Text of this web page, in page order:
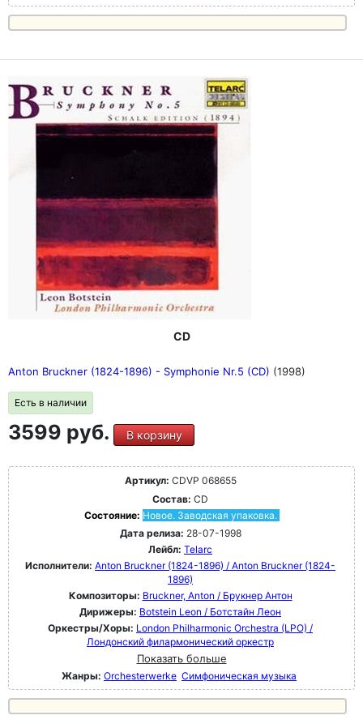
CD
Anton Bruckner (1824-1896) - Symphonie Nr.5 (CD) (1998)
Есть в наличии
3599 руб. В корзину
Артикул: CDVP 068655
Состав: CD
Состояние: Новое. Заводская упаковка.
Дата релиза: 28-07-1998
Лейбл: Telarc
Исполнители: Anton Bruckner (1824-1896) / Anton Bruckner (1824-
1896)
Композиторы: Bruckner, Anton / Брукнер Антон
Дирижеры: Botstein Leon / Ботстайн Леон
Оркестры/Хоры: London Philharmonic Orchestra (LPO) /
Лондонский филармонический оркестр
Показать больше
Жанры: Orchesterwerke Симфоническая музыка